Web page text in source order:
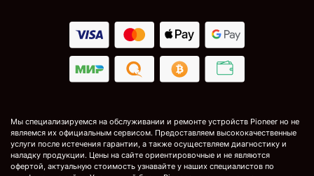
Мы специализируемся на обслуживании и ремонте устройств Pioneer но не
являемся их официальным сервисом. Предоставляем высококачественные
услуги после истечения гарантии, а также осуществляем диагностику и
наладку продукции. Цены на сайте ориентировочные и не являются
офертой, актуальную стоимость узнавайте у наших специалистов по